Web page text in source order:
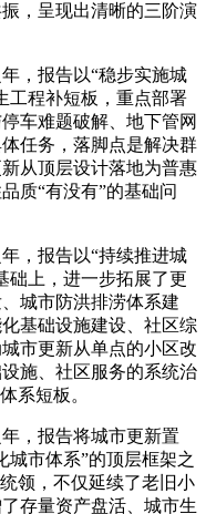
，呈现出清晰的三阶演
，报告以“稳步实施城
工程补短板，重点部署
车难题破解、地下管网
任务，落脚点是解决群
从顶层设计落地为普惠
质“有没有”的基础问
，报告以“持续推进城
础上，进一步拓展了更
城市防洪排涝体系建
基础设施建设、社区综
市更新从单点的小区改
施、社区服务的系统治
系短板。
，报告将城市更新置
城市体系”的顶层框架之
领，不仅延续了老旧小
存量资产盘活、城市生